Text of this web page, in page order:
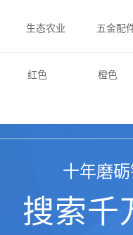
生态农业 五金配
红色 橙色
十年磨
搜索千